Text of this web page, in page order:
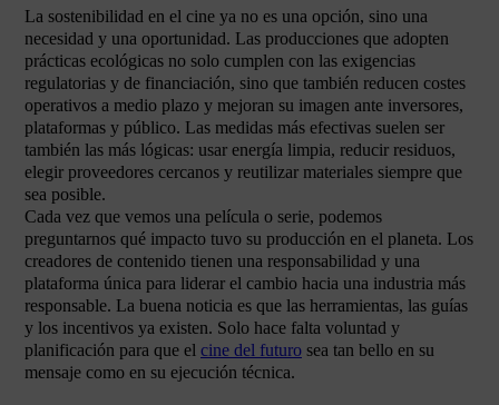
La sostenibilidad en el cine ya no es una opción, sino una
necesidad y una oportunidad. Las producciones que adopten
prácticas ecológicas no solo cumplen con las exigencias
regulatorias y de financiación, sino que también reducen costes
operativos a medio plazo y mejoran su imagen ante inversores,
plataformas y público. Las medidas más efectivas suelen ser
también las más lógicas: usar energía limpia, reducir residuos,
elegir proveedores cercanos y reutilizar materiales siempre que
sea posible.
Cada vez que vemos una película o serie, podemos
preguntarnos qué impacto tuvo su producción en el planeta. Los
creadores de contenido tienen una responsabilidad y una
plataforma única para liderar el cambio hacia una industria más
responsable. La buena noticia es que las herramientas, las guías
y los incentivos ya existen. Solo hace falta voluntad y
planificación para que el cine del futuro sea tan bello en su
mensaje como en su ejecución técnica.